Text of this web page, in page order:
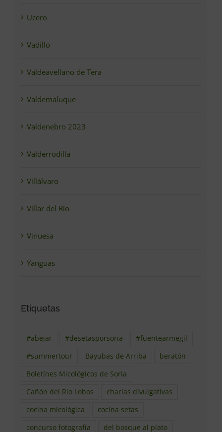
Ucero
Vadillo
Valdeavellano de Tera
Valdemaluque
Valdenebro 2023
Valderrodilla
Villálvaro
Villar del Río
Vinuesa
Yanguas
Etiquetas
#abejar #desetasporsoria
#fuentearmegil
#summertour
Bayubas de Arriba
beratón
Boletínes Micológicos de Soria
Cañón del Río Lobos
charlas divulgativas
cocina micológica
cocina setas
concurso fotografía
del bosque al plato